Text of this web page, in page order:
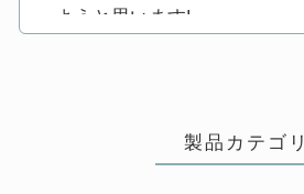
ようと思います!
製品カテゴリ